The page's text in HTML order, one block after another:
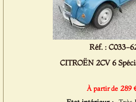
Réf. : C033-
CITROËN 2CV 6
À partir de 289